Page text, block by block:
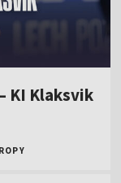
KI Klaksvik